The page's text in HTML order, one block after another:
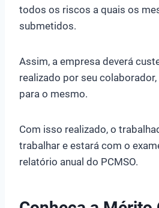
todos os riscos a quais os
submetidos.
Assim, a empresa deverá
realizado por seu
para o mesmo.
Com isso realizado, o
trabalhar e estará com o
relatório anual do PCMSO.